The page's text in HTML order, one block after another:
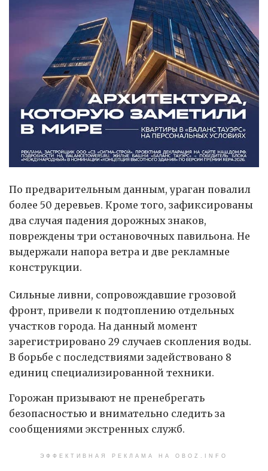
По предварительным данным, ураган повалил
более 50 деревьев. Кроме того, зафиксированы
два случая падения дорожных знаков,
повреждены три остановочных павильона. Не
выдержали напора ветра и две рекламные
конструкции.
Сильные ливни, сопровождавшие грозовой
фронт, привели к подтоплению отдельных
участков города. На данный момент
зарегистрировано 29 случаев скопления воды.
В борьбе с последствиями задействовано 8
единиц специализированной техники.
Горожан призывают не пренебрегать
безопасностью и внимательно следить за
сообщениями экстренных служб.
ЭФФЕКТИВНАЯ РЕКЛАМА НА OBOZ.INFO